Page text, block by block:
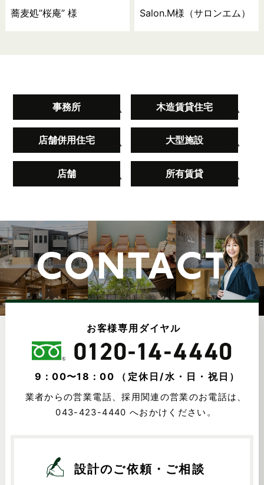
蕎麦処”桜庵” 様 Salon.M様（サロンエム）
事務所 木造賃貸住宅
店舗併用住宅 大型施設
店舗 所有賃貸
お客様専用ダイヤル
9：00〜18：00 （定休日/水・日・祝日）
業者からの営業電話、採用関連の営業のお電話は、
043-423-4440 へおかけください。
設計のご依頼・ご相談